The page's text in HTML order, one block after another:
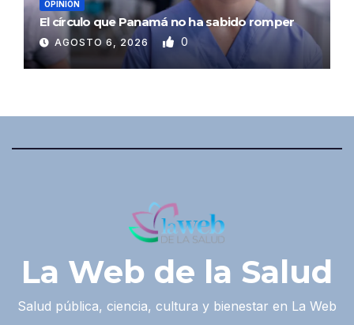
OPINIÓN
El círculo que Panamá no ha sabido romper
AGOSTO 6, 2026 0
La Web de la Salud
Salud pública, ciencia, cultura y bienestar en La Web